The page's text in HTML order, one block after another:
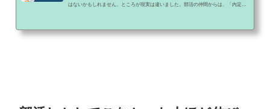
はないかもしれません。ところが現実は違いました。部活の仲間からは、「内定が